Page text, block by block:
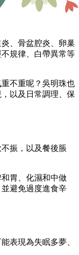
、骨盆腔炎、卵巢
規律、白帶異常等
不重呢？吳明珠也
以及日常調理、保
振，以及餐後脹
胃、化濕和中做
避免過度進食辛
表現為失眠多夢、